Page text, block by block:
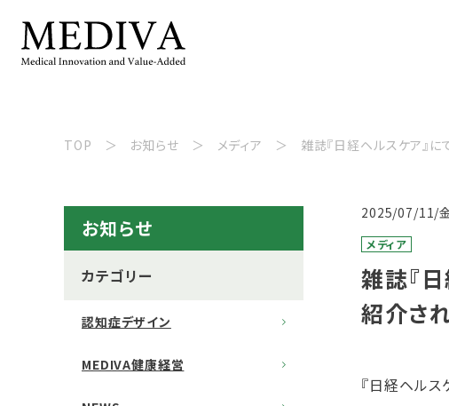
TOP お知らせ メディア 雑誌『日経ヘルスケア』
お知らせ
カテゴリー
認知症デザイン
MEDIVA健康経営
2025/07/11/
メディア
雑誌『
紹介さ
『日経ヘル